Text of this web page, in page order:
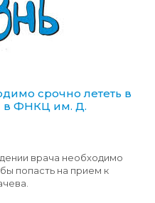
срочно лететь в
в ФНКЦ им. Д.
врача необходимо
попасть на прием к